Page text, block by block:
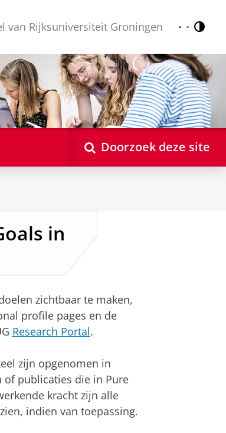
van Rijksuniversiteit Groningen Nederlands
English
Doorzoek deze site
in
zichtbaar te maken,
profile pages en de
Research Portal.
zijn opgenomen in
of publicaties die in Pure
kracht zijn alle
indien van toepassing.